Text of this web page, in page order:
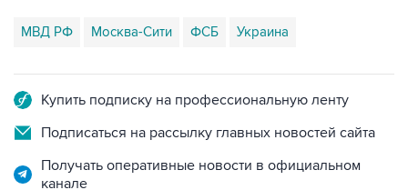
МВД РФ Москва-Сити ФСБ Украина
Купить подписку на профессиональную ленту
Подписаться на рассылку главных новостей сайта
Получать оперативные новости в официальном
канале